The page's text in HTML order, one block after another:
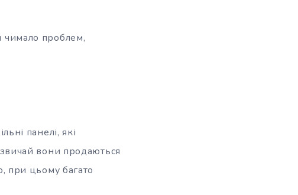
чимало проблем,
панелі, які
вони продаються
при цьому багато